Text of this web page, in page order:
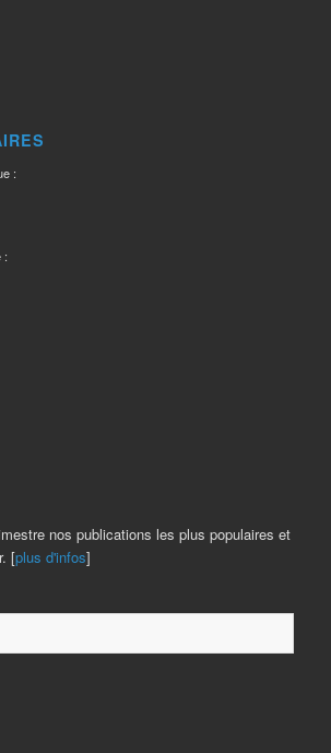
:
:
nos publications les plus populaires et
[plus d'infos]